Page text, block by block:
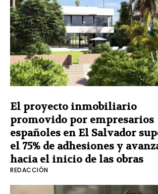
El proyecto inmobiliario
promovido por empresarios
españoles en El Salvador
el 75% de adhesiones y
hacia el inicio de las obras
REDACCIÓN